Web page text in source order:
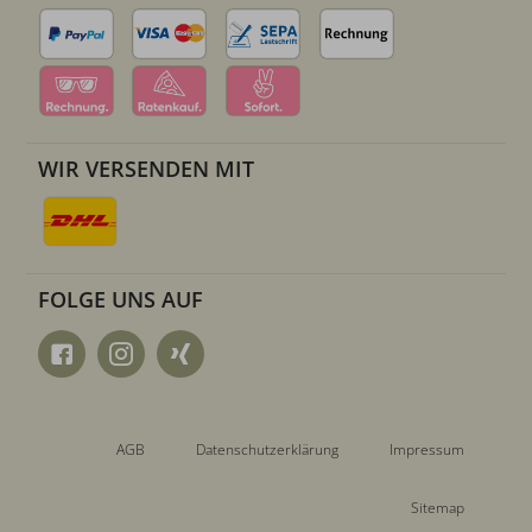
WIR VERSENDEN MIT
FOLGE UNS AUF
AGB Datenschutzerklärung Impressum
Sitemap